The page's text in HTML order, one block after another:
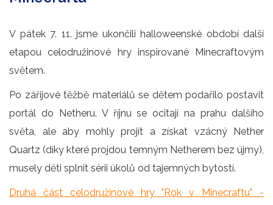
V pátek 7. 11. jsme ukončili halloweenské období další
etapou celodružinové hry inspirované Minecraftovým
světem.
Po zářijové těžbě materiálů se dětem podařilo postavit
portál do Netheru. V říjnu se ocitají na prahu dalšího
světa, ale aby mohly projít a získat vzácný Nether
Quartz (díky které projdou temným Netherem bez újmy),
musely děti splnit sérii úkolů od tajemných bytostí.
Druhá část celodružinové hry "Rok v Minecraftu" -